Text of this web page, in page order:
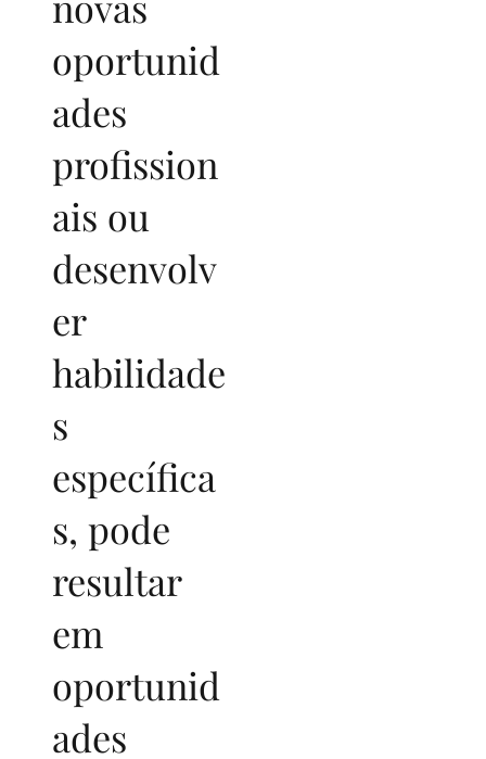
oportunid
ades
profission
ais ou
desenvolv
er
habilidade
s
específica
s, pode
resultar
em
oportunid
ades